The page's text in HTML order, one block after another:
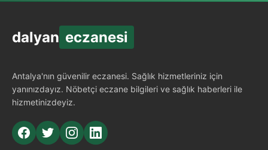
dalyan eczanesi
Antalya'nın güvenilir eczanesi. Sağlık hizmetleriniz için
yanınızdayız. Nöbetçi eczane bilgileri ve sağlık haberleri ile
hizmetinizdeyiz.